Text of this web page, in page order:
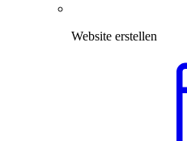
Website erstellen